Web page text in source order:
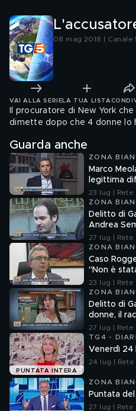
08 mag 2018 | Canale
VAI ALLA SERIE LA TUA LISTA
Il procuratore di New York
dimette dopo che 4 donne lo
Guarda anche
ZONA
Marco
legittima
23 lug | Rete
ZONA
Delitto di
Andrea
27 lug | Rete
ZONA
Caso
"Non è
23 lug | Rete
ZONA
Delitto di
donne, il
Angela
27 lug | Rete
PUNTATA INTERA
TG4 -
Venerdì 24
24 lug | Rete
ZONA
Puntata
27 lug | Rete